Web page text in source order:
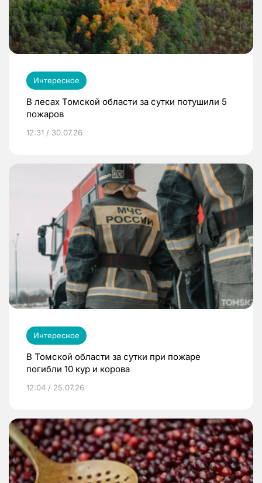
Интересное
В лесах Томской области за сутки потушили 5
пожаров
12:31 / 30.07.26
Интересное
В Томской области за сутки при пожаре
погибли 10 кур и корова
12:04 / 25.07.26